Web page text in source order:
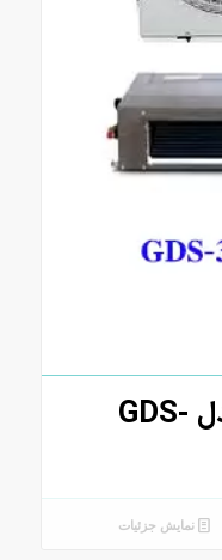
داکت اسپلیت گرین مدل GDS-
نمایش جزئیات